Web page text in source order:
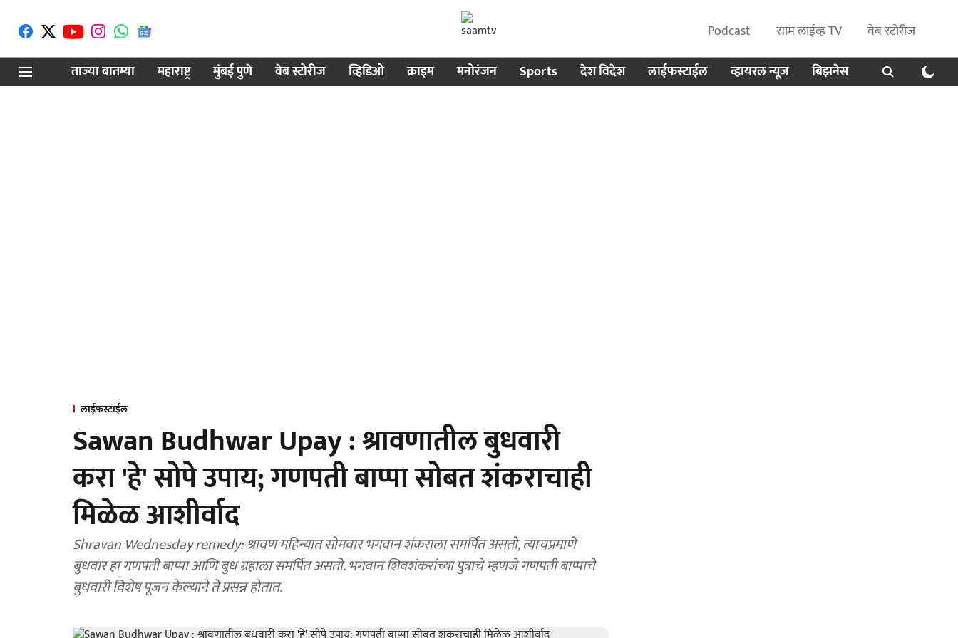
Podcast साम लाईव्ह TV
वेब स्टोरीज
ताज्या बातम्या
महाराष्ट्र मुंबई पुणे वेब स्टोरीज व्हिडिओ क्राइम मनोरंजन Sports देश विदेश लाईफस्टाईल व्हायरल न्यूज बिझनेस
लाईफस्टाईल
Sawan Budhwar Upay : श्रावणातील बुधवारी
करा 'हे' सोपे उपाय; गणपती बाप्पा सोबत शंकराचाही
मिळेळ आशीर्वाद
Shravan Wednesday remedy: श्रावण महिन्यात सोमवार भगवान शंकराला समर्पित असतो, त्याचप्रमाणे
बुधवार हा गणपती बाप्पा आणि बुध ग्रहाला समर्पित असतो. भगवान शिवशंकरांच्या पुत्राचे म्हणजे गणपती बाप्पाचे
बुधवारी विशेष पूजन केल्याने ते प्रसन्न होतात.